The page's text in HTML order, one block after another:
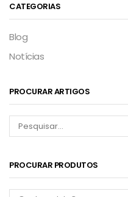
CATEGORIAS
Blog
Notícias
PROCURAR ARTIGOS
PROCURAR PRODUTOS